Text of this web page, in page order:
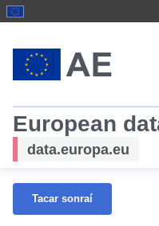
European
data.europa.eu
Tacar sonraí